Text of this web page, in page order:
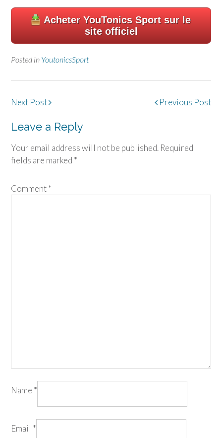
Acheter YouTonics Sportsur le
site officiel
Posted in YoutonicsSport
Post
Previous Post
Next Post
Leave a Reply
Your email address will not be published. Required
fields are marked *
Comment*
Name *
Email *